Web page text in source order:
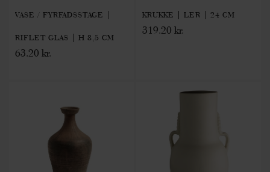
VASE / FYRFADSSTAGE |
RIFLET GLAS | H 8,5 CM
63.20 kr.
KRUKKE | LER | 24 CM
319.20 kr.